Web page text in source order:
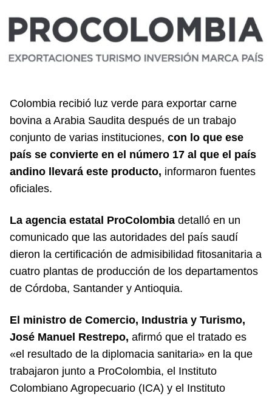
Colombia recibió luz verde para exportar carne
bovina a Arabia Saudita después de un trabajo
conjunto de varias instituciones, con lo que ese
país se convierte en el número 17 al que el país
andino llevará este producto, informaron fuentes
oficiales.
La agencia estatal ProColombia detalló en un
comunicado que las autoridades del país saudí
dieron la certificación de admisibilidad fitosanitaria a
cuatro plantas de producción de los departamentos
de Córdoba, Santander y Antioquia.
El ministro de Comercio, Industria y Turismo,
José Manuel Restrepo, afirmó que el tratado es
«el resultado de la diplomacia sanitaria» en la que
trabajaron junto a ProColombia, el Instituto
Colombiano Agropecuario (ICA) y el Instituto